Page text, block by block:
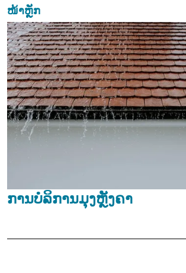
ໜ້າຫຼັກ
ການບໍລິການມຸງຫຼັງຄາ